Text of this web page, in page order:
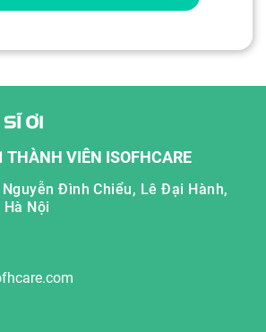
THÀNH VIÊN ISOFHCARE
Đình Chiểu, Lê Đại Hành,
Nội